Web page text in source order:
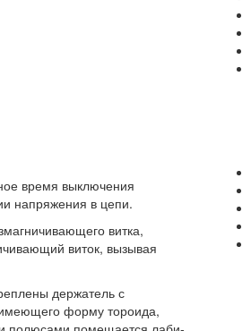
время выключения
напряжения в цепи.
витка,
виток, вызывая
держатель с
имеющего форму тороида,